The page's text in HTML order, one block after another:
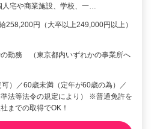
宅や商業施設、学校、一…
258,200円（大卒以上249,000円以上）
勤務 （東京都内いずれかの事業所へ
）／60歳未満（定年が60歳の為）／
法等法令の規定により） ※普通免許を
までの取得でOK！